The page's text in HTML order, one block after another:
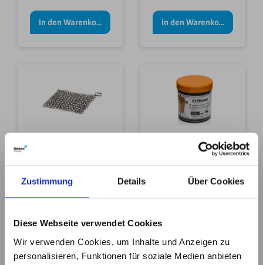
Zustimmung Details Über Cookies
Diese Webseite verwendet Cookies
Wir verwenden Cookies, um Inhalte und Anzeigen zu
personalisieren, Funktionen für soziale Medien anbieten
In den Warenkorb In den Warenkorb
Schmiedeeisen
Petromax
Einbrenn- und
ml für
14,99 €*